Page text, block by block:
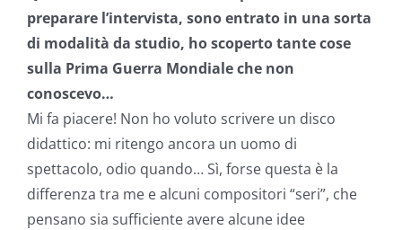
preparare l’intervista, sono entrato in una sorta
di modalità da studio, ho scoperto tante cose
sulla Prima Guerra Mondiale che non
conoscevo…
Mi fa piacere! Non ho voluto scrivere un disco
didattico: mi ritengo ancora un uomo di
spettacolo, odio quando… Sì, forse questa è la
differenza tra me e alcuni compositori “seri”, che
pensano sia sufficiente avere alcune idee